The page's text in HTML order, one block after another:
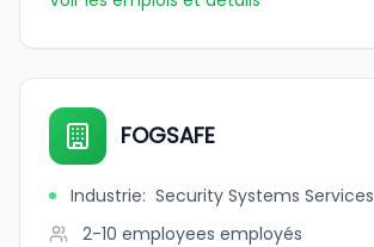
FOGSAFE
Industrie: Security Systems Services
2-10 employees employés